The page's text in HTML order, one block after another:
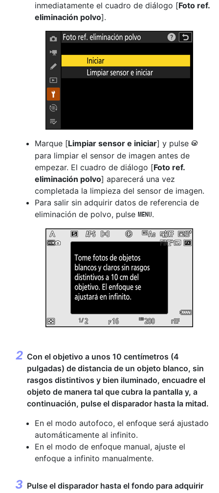
inmediatamente el cuadro de diálogo [Foto ref.
eliminación polvo].
Marque [Limpiar sensor e iniciar] y pulse J
para limpiar el sensor de imagen antes de
empezar. El cuadro de diálogo [Foto ref.
eliminación polvo] aparecerá una vez
completada la limpieza del sensor de imagen.
Para salir sin adquirir datos de referencia de
eliminación de polvo, pulse G.
Con el objetivo a unos 10 centímetros (4
pulgadas) de distancia de un objeto blanco, sin
rasgos distintivos y bien iluminado, encuadre el
objeto de manera tal que cubra la pantalla y, a
continuación, pulse el disparador hasta la mitad.
En el modo autofoco, el enfoque será ajustado
automáticamente al infinito.
En el modo de enfoque manual, ajuste el
enfoque a infinito manualmente.
Pulse el disparador hasta el fondo para adquirir